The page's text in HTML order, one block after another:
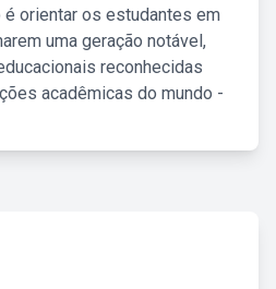
orientar os estudantes em
uma geração notável,
reconhecidas
acadêmicas do mundo -